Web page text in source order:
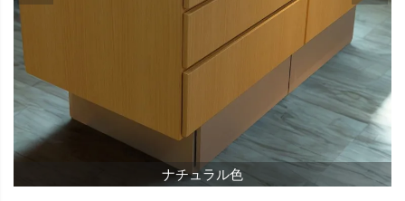
ナチュラル色